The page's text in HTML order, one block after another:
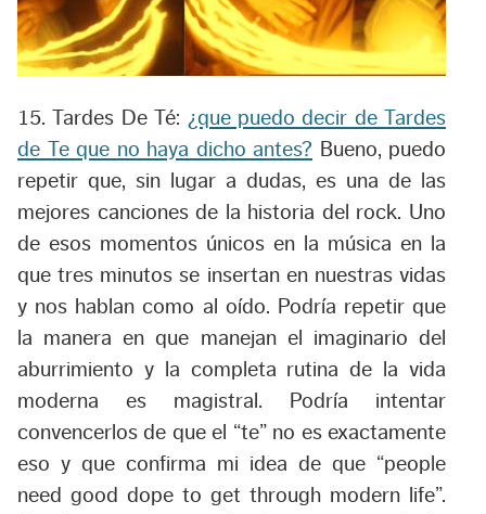
15. Tardes De Té: ¿que puedo decir de Tardes
de Te que no haya dicho antes? Bueno, puedo
repetir que, sin lugar a dudas, es una de las
mejores canciones de la historia del rock. Uno
de esos momentos únicos en la música en la
que tres minutos se insertan en nuestras vidas
y nos hablan como al oído. Podría repetir que
la manera en que manejan el imaginario del
aburrimiento y la completa rutina de la vida
moderna es magistral. Podría intentar
convencerlos de que el “te” no es exactamente
eso y que confirma mi idea de que “people
need good dope to get through modern life”.